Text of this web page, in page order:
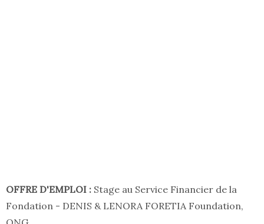
OFFRE D'EMPLOI : Stage au Service Financier de la
Fondation - DENIS & LENORA FORETIA Foundation,